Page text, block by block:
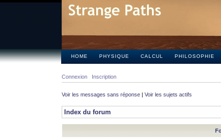
HOME PHYSIQUE CALCUL PHILOSOPHIE
Connexion Inscription
Voir les messages sans réponse | Voir les sujets actifs
Index du forum